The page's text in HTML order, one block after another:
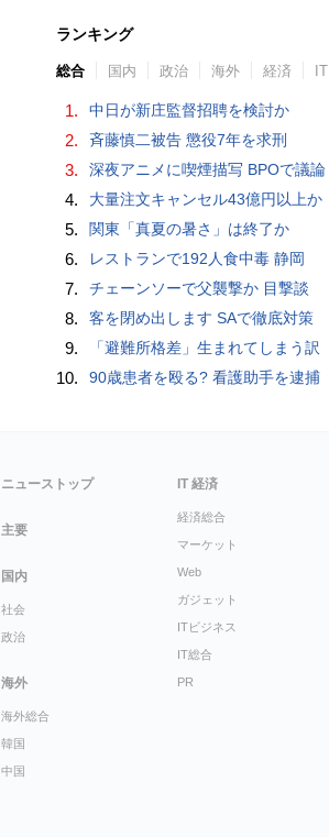
ランキング
総合 国内 政治 海外 経済 IT
1. 中日が新庄監督招聘を検討か
2. 斉藤慎二被告 懲役7年を求刑
3. 深夜アニメに喫煙描写 BPOで議論
4. 大量注文キャンセル43億円以上か
5. 関東「真夏の暑さ」は終了か
6. レストランで192人食中毒 静岡
7. チェーンソーで父襲撃か 目撃談
8. 客を閉め出します SAで徹底対策
9. 「避難所格差」生まれてしまう訳
10. 90歳患者を殴る? 看護助手を逮捕
ニューストップ
主要
国内
社会
政治
海外
海外総合
韓国
中国
IT 経済
経済総合
マーケット
Web
ガジェット
ITビジネス
IT総合
PR